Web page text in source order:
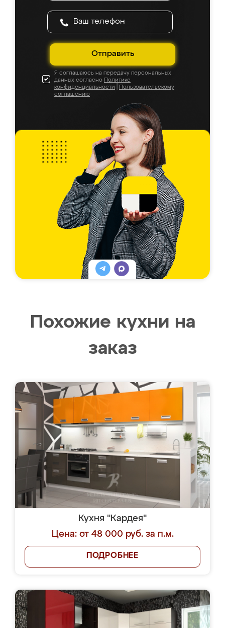
Отправить
Я соглашаюсь на передачу персональных
данных согласно Политике
конфиденциальности
Пользовательскому
соглашению
Похожие кухни на
заказ
Кухня "Кардея"
Цена: от 48 000 руб. за п.м.
ПОДРОБНЕЕ